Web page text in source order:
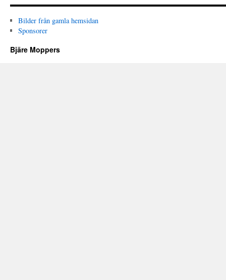
Bilder från gamla hemsidan
Sponsorer
Bjäre Moppers